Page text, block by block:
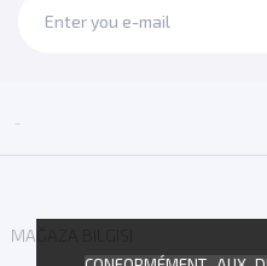

MAĞAZA BILGISI